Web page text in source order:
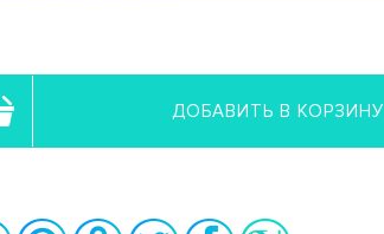
ДОБАВИТЬ В КОРЗИНУ